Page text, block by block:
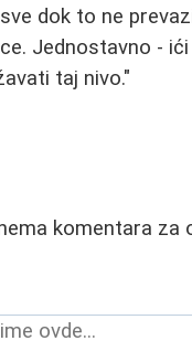
dok to ne
Jednostavno -
taj nivo."
komentara za